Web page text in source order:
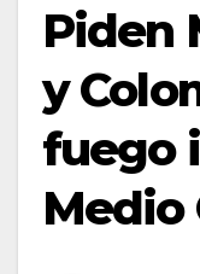
Piden
y
fuego
Medio